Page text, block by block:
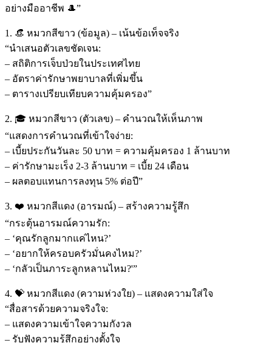
อย่างมืออาชีพ 🎩”
1. 👒 หมวกสีขาว (ข้อมูล) – เน้นข้อเท็จจริง
“นำเสนอตัวเลขชัดเจน:
– สถิติการเจ็บป่วยในประเทศไทย
– อัตราค่ารักษาพยาบาลที่เพิ่มขึ้น
– ตารางเปรียบเทียบความคุ้มครอง”
2. 🎓 หมวกสีขาว (ตัวเลข) – คำนวณให้เห็นภาพ
“แสดงการคำนวณที่เข้าใจง่าย:
– เบี้ยประกันวันละ 50 บาท = ความคุ้มครอง 1 ล้านบาท
– ค่ารักษามะเร็ง 2-3 ล้านบาท = เบี้ย 24 เดือน
– ผลตอบแทนการลงทุน 5% ต่อปี”
3. ❤️ หมวกสีแดง (อารมณ์) – สร้างความรู้สึก
“กระตุ้นอารมณ์ความรัก:
– ‘คุณรักลูกมากแค่ไหน?’
– ‘อยากให้ครอบครัวมั่นคงไหม?’
– ‘กลัวเป็นภาระลูกหลานไหม?'”
4. 💝 หมวกสีแดง (ความห่วงใย) – แสดงความใส่ใจ
“สื่อสารด้วยความจริงใจ:
– แสดงความเข้าใจความกังวล
– รับฟังความรู้สึกอย่างตั้งใจ